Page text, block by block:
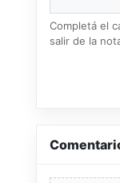
Completá el
salir de la